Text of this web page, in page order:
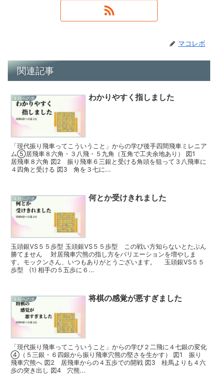
マコレボ
関連記事
４段への道 わかりやすく指しました
「現代振り飛車ってこういうこと」からの学び後手四間飛車ミレニア
ム⑤居飛車８六角・３八飛・５九角（互角で工夫余地あり） 図1
居飛車８六角 図2 振り飛車６三銀と受ける角頭を狙って３八飛車に
４四角と受ける 図3 角を３七に...
４段への道 何とか受けきれました
玉頭銀VS５５歩型 玉頭銀VS５５歩型 この戦い方知らないとたぶん
勝てません 対居飛車穴熊の指し方をバリエーションを増やしま
す。モックンさん、いつもありがとうございます。 玉頭銀VS５５
歩型 ⑴ 相手の５五歩に６...
４段への道 将棋の感覚が悪すぎました
「現代振り飛車ってこういうこと」からの学び２二飛に４七銀の変化
④（５三銀・６四銀から振り飛車穴熊の堅さを生かす） 図1 振り
飛車穴熊へ 図2 居飛車からの４五歩での開戦 図3 桂馬よりも４六
歩の突き出し 図4 穴熊...